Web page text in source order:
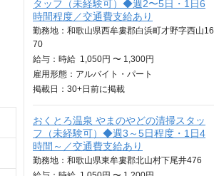
タッフ（未経験可）◆週2〜5日・1日6
時間程度／交通費支給あり
勤務地：和歌山県西牟婁郡白浜町才野字西山16
70
給与： 時給 1,050円 〜 1,300円
雇用形態：アルバイト・パート
掲載日： 30+日 前に掲載
おくとろ温泉 やまのやどの清掃スタッ
フ（未経験可）◆週3～5日程度・1日4
時間～／交通費支給あり
勤務地：和歌山県東牟婁郡北山村下尾井476